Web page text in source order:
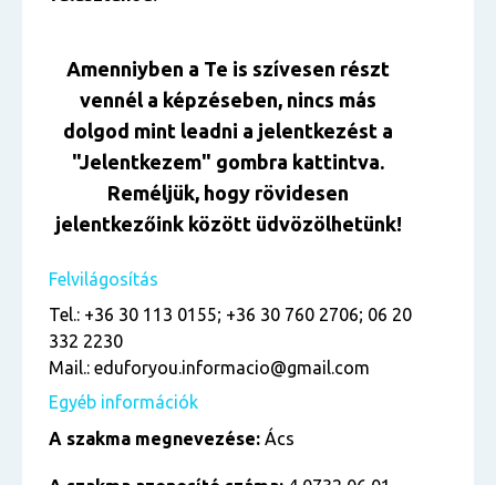
Amenniyben a Te is szívesen részt
vennél a képzéseben, nincs más
dolgod mint leadni a jelentkezést a
"Jelentkezem" gombra kattintva.
Reméljük, hogy rövidesen
jelentkezőink között üdvözölhetünk!
Felvilágosítás
Tel.: +36 30 113 0155; +36 30 760 2706; 06 20
332 2230
Mail.: eduforyou.informacio@gmail.com
Egyéb információk
A szakma megnevezése: Ács